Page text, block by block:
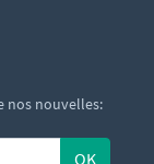
nos nouvelles:
OK